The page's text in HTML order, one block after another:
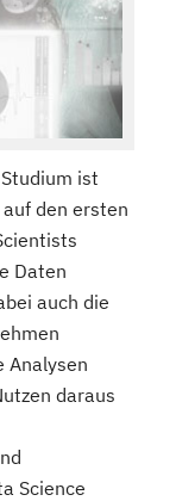
ist
den ersten
Daten
auch die
Analysen
daraus
Science